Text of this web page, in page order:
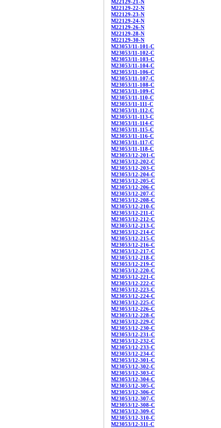
M22129-21-N
M22129-22-N
M22129-23-N
M22129-24-N
M22129-26-N
M22129-28-N
M22129-30-N
M23053/11-101-C
M23053/11-102-C
M23053/11-103-C
M23053/11-104-C
M23053/11-106-C
M23053/11-107-C
M23053/11-108-C
M23053/11-109-C
M23053/11-110-C
M23053/11-111-C
M23053/11-112-C
M23053/11-113-C
M23053/11-114-C
M23053/11-115-C
M23053/11-116-C
M23053/11-117-C
M23053/11-118-C
M23053/12-201-C
M23053/12-202-C
M23053/12-203-C
M23053/12-204-C
M23053/12-205-C
M23053/12-206-C
M23053/12-207-C
M23053/12-208-C
M23053/12-210-C
M23053/12-211-C
M23053/12-212-C
M23053/12-213-C
M23053/12-214-C
M23053/12-215-C
M23053/12-216-C
M23053/12-217-C
M23053/12-218-C
M23053/12-219-C
M23053/12-220-C
M23053/12-221-C
M23053/12-222-C
M23053/12-223-C
M23053/12-224-C
M23053/12-225-C
M23053/12-226-C
M23053/12-228-C
M23053/12-229-C
M23053/12-230-C
M23053/12-231-C
M23053/12-232-C
M23053/12-233-C
M23053/12-234-C
M23053/12-301-C
M23053/12-302-C
M23053/12-303-C
M23053/12-304-C
M23053/12-305-C
M23053/12-306-C
M23053/12-307-C
M23053/12-308-C
M23053/12-309-C
M23053/12-310-C
M23053/12-311-C